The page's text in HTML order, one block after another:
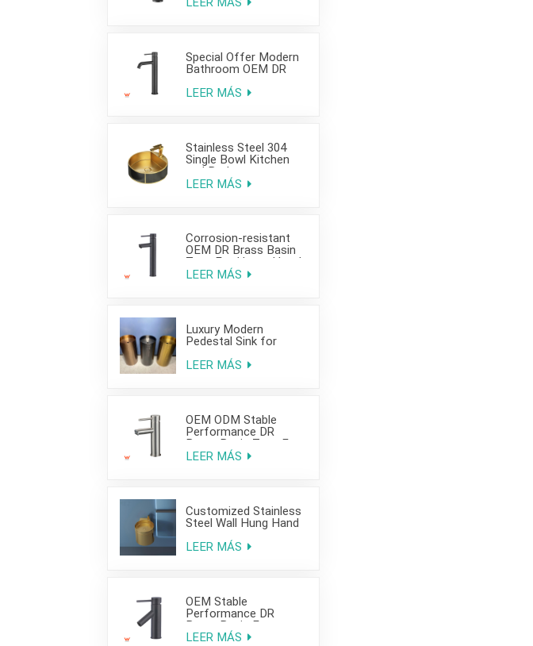
Special Offer Modern
Bathroom OEM DR
Home Hotel Project
LEER MÁS
Stainless Steel 304
Single Bowl Kitchen
and Bathroom
Countertop Sink
LEER MÁS
Corrosion-resistant
OEM DR Brass Basin
Taps For Home Hotel
Project Use
LEER MÁS
Luxury Modern
Pedestal Sink for
LEER MÁS
OEM ODM Stable
Performance DR
Brass Basin Taps For
Home Hotel Project
LEER MÁS
Customized Stainless
Steel Wall Hung Hand
Bathroom
LEER MÁS
OEM Stable
Performance DR
Brass Basin Faucet
For Home Hotel Grade
LEER MÁS